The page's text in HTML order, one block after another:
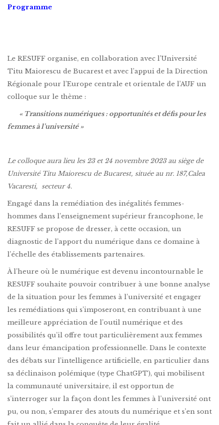
Programme
Le RESUFF organise, en collaboration avec l’Université
Titu Maiorescu de Bucarest et avec l’appui de la Direction
Régionale pour l’Europe centrale et orientale de l’AUF un
colloque sur le thème :
« Transitions numériques : opportunités et défis pour les
femmes à l’université »
Le colloque aura lieu les 23 et 24 novembre 2023 au siège de
Université Titu Maiorescu de Bucarest, située au nr. 187,Calea
Vacaresti, secteur 4.
Engagé dans la remédiation des inégalités femmes-
hommes dans l’enseignement supérieur francophone, le
RESUFF se propose de dresser, à cette occasion, un
diagnostic de l’apport du numérique dans ce domaine à
l’échelle des établissements partenaires.
À l’heure où le numérique est devenu incontournable le
RESUFF souhaite pouvoir contribuer à une bonne analyse
de la situation pour les femmes à l’université et engager
les remédiations qui s’imposeront, en contribuant à une
meilleure appréciation de l’outil numérique et des
possibilités qu’il offre tout particulièrement aux femmes
dans leur émancipation professionnelle. Dans le contexte
des débats sur l’intelligence artificielle, en particulier dans
sa déclinaison polémique (type ChatGPT), qui mobilisent
la communauté universitaire, il est opportun de
s’interroger sur la façon dont les femmes à l’université ont
pu, ou non, s’emparer des atouts du numérique et s’en sont